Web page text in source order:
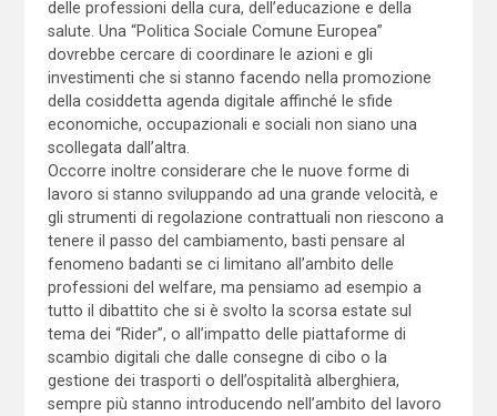
delle professioni della cura, dell’educazione e della
salute. Una “Politica Sociale Comune Europea”
dovrebbe cercare di coordinare le azioni e gli
investimenti che si stanno facendo nella promozione
della cosiddetta agenda digitale affinché le sfide
economiche, occupazionali e sociali non siano una
scollegata dall’altra.
Occorre inoltre considerare che le nuove forme di
lavoro si stanno sviluppando ad una grande velocità, e
gli strumenti di regolazione contrattuali non riescono a
tenere il passo del cambiamento, basti pensare al
fenomeno badanti se ci limitano all’ambito delle
professioni del welfare, ma pensiamo ad esempio a
tutto il dibattito che si è svolto la scorsa estate sul
tema dei “Rider”, o all’impatto delle piattaforme di
scambio digitali che dalle consegne di cibo o la
gestione dei trasporti o dell’ospitalità alberghiera,
sempre più stanno introducendo nell’ambito del lavoro